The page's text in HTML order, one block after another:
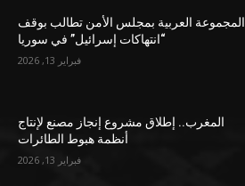
المجموعة العربية بمجلس الأمن تطالب بوقف
“انتهاكات إسرائيل” في سوريا
فبراير 13, 2026
المغرب.. إطلاق مشروع إنجاز مصنع لإنتاج
أنظمة هبوط الطائرات
فبراير 13, 2026